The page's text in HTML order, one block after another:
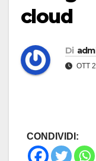
cloud
Di
OTT
CONDIVIDI: